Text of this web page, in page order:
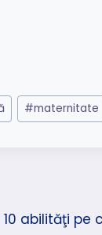
#maternitate
abilităţi pe